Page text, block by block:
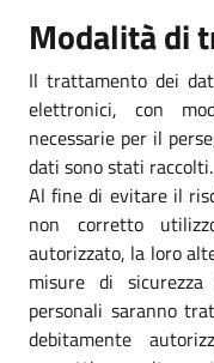
Modalità di
Il trattamento dei
elettronici, con
necessarie per il
dati sono stati raccolti.
Al fine di evitare il
non corretto
autorizzato, la loro
misure di
personali saranno
debitamente